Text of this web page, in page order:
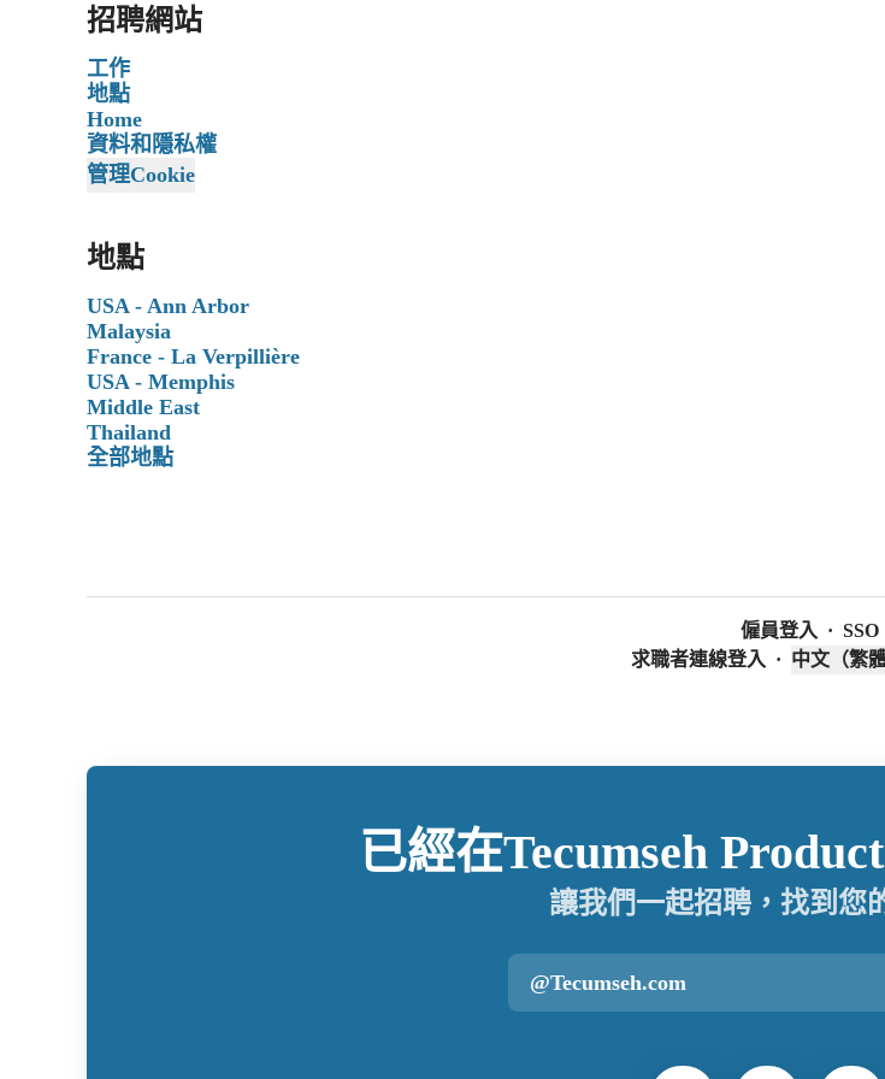
招聘網站
工作
地點
Home
資料和隱私權
管理Cookie
地點
USA - Ann Arbor
Malaysia
France - La Verpillière
USA - Memphis
Middle East
Thailand
全部地點
僱員登入 · SSO
求職者連線登入 ·
變更語言
中文（繁
已經在Tecumseh
讓我們一起招聘，找到您
@Tecumseh.com